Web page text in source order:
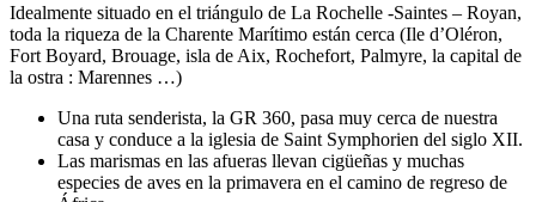
Idealmente situado en el triángulo de La Rochelle -Saintes – Royan,
toda la riqueza de la Charente Marítimo están cerca (Ile d’Oléron,
Fort Boyard, Brouage, isla de Aix, Rochefort, Palmyre, la capital de
la ostra : Marennes …)
Una ruta senderista, la GR 360, pasa muy cerca de nuestra
casa y conduce a la iglesia de Saint Symphorien del siglo XII.
Las marismas en las afueras llevan cigüeñas y muchas
especies de aves en la primavera en el camino de regreso de